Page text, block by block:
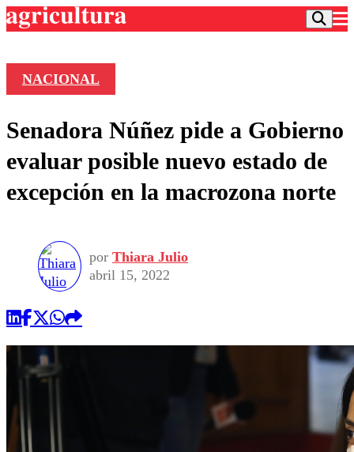
Frecuencias
Agricultura TV
Deportes
Colo Colo
Seleccion Chilena
Torneo Internacional
Entretención
Economía
Internacional
Publicaciones en medios
Opinión
NACIONAL
Senadora Núñez pide a Gobierno
evaluar posible nuevo estado de
excepción en la macrozona norte
por Thiara Julio
abril 15, 2022